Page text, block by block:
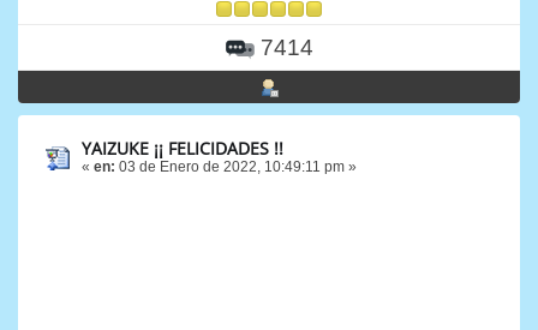
7414
YAIZUKE ¡¡ FELICIDADES !!
« en: 03 de Enero de 2022, 10:49:11 pm »